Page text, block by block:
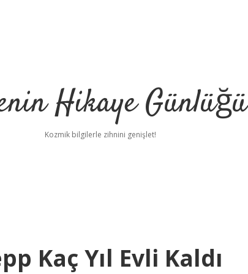
Hikaye Günlüğü
Kozmik bilgilerle zihnini genişlet!
Kaç Yıl Evli Kaldı